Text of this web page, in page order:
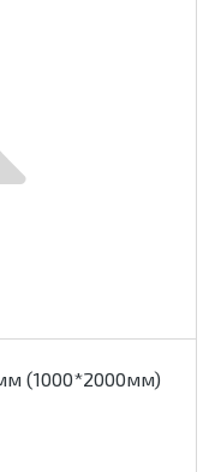
(1000*2000мм)